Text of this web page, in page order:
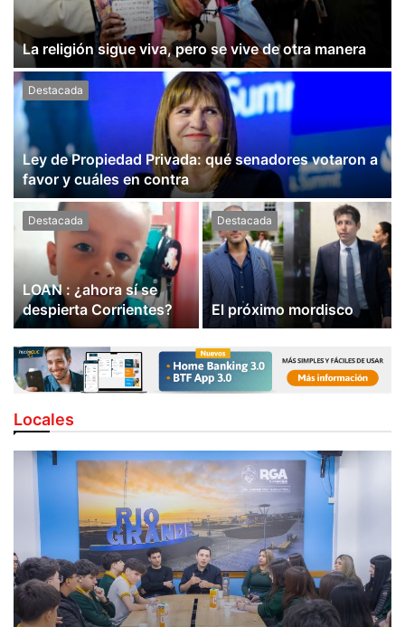
La religión sigue viva, pero se vive de otra manera
Destacada
Ley de Propiedad Privada: qué senadores votaron a
favor y cuáles en contra
Destacada
LOAN : ¿ahora sí se
despierta Corrientes?
Destacada
El próximo mordisco
Locales